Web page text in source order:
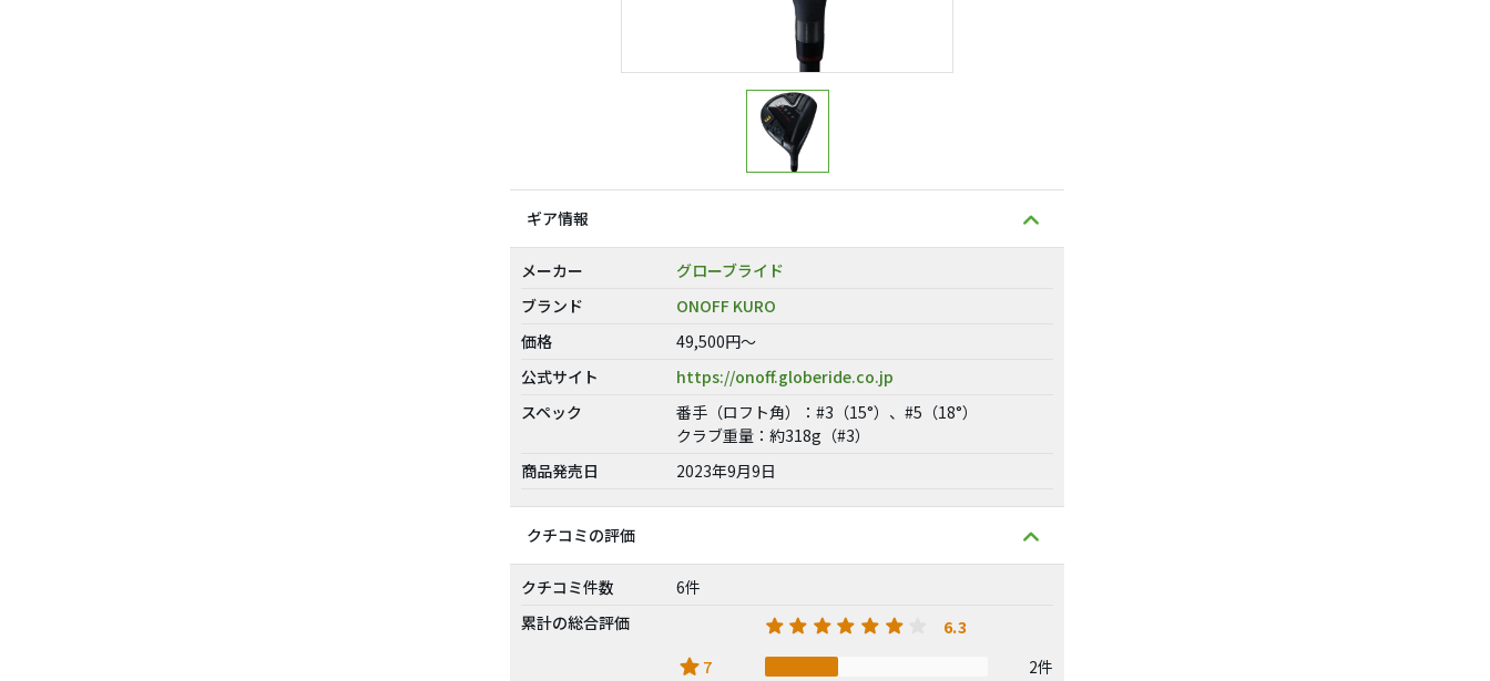
ギア情報
メーカー
グローブライド
ブランド
ONOFF KURO
価格
49,500円～
公式サイト
https://onoff.globeride.co.jp
スペック
番手（ロフト角）：#3（15°）、#5（18°）
クラブ重量：約318g（#3）
商品発売日
2023年9月9日
クチコミの評価
クチコミ件数
6件
累計の総合評価
6.3
star 7 2件